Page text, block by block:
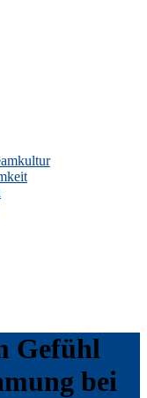
Gefühl
bei